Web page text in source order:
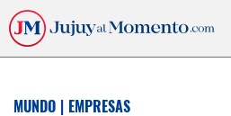
MUNDO | EMPRESAS